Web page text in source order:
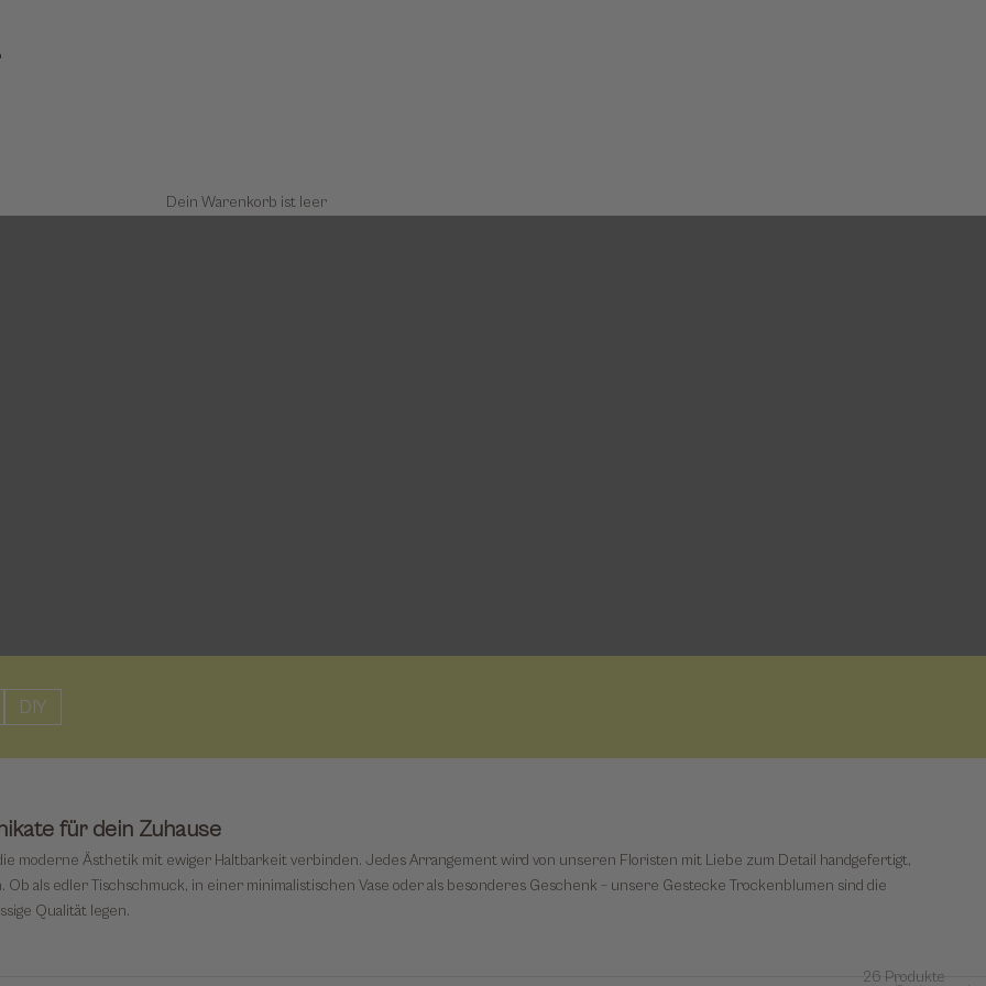
TikTok
Dein Warenkorb ist leer
Gestecke
DIY
für dein Zuhause
moderne Ästhetik mit ewiger Haltbarkeit verbinden. Jedes Arrangement wird von unseren Floristen mit Liebe zum Detail handgefertigt,
als edler Tischschmuck, in einer minimalistischen Vase oder als besonderes Geschenk – unsere Gestecke Trockenblumen sind die
Qualität legen.
26 Produkte